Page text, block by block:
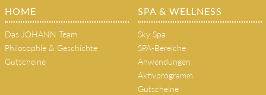
HOME
Das JOHANN Team
Philosophie & Geschichte
Gutscheine
SPA & WELLNESS
Sky Spa
SPA-Bereiche
Anwendungen
Aktivprogramm
Gutscheine